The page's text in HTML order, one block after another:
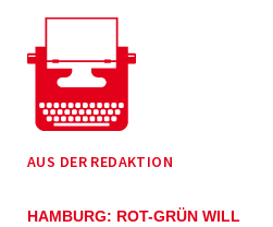
AUS DER REDAKTION
HAMBURG: ROT-GRÜN WILL